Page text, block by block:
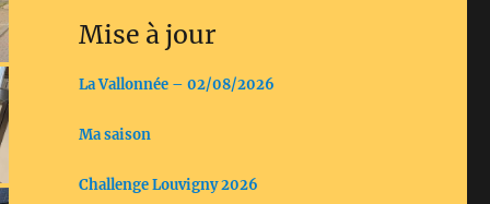
Mise à jour
La Vallonnée – 02/08/2026
Ma saison
Challenge Louvigny 2026